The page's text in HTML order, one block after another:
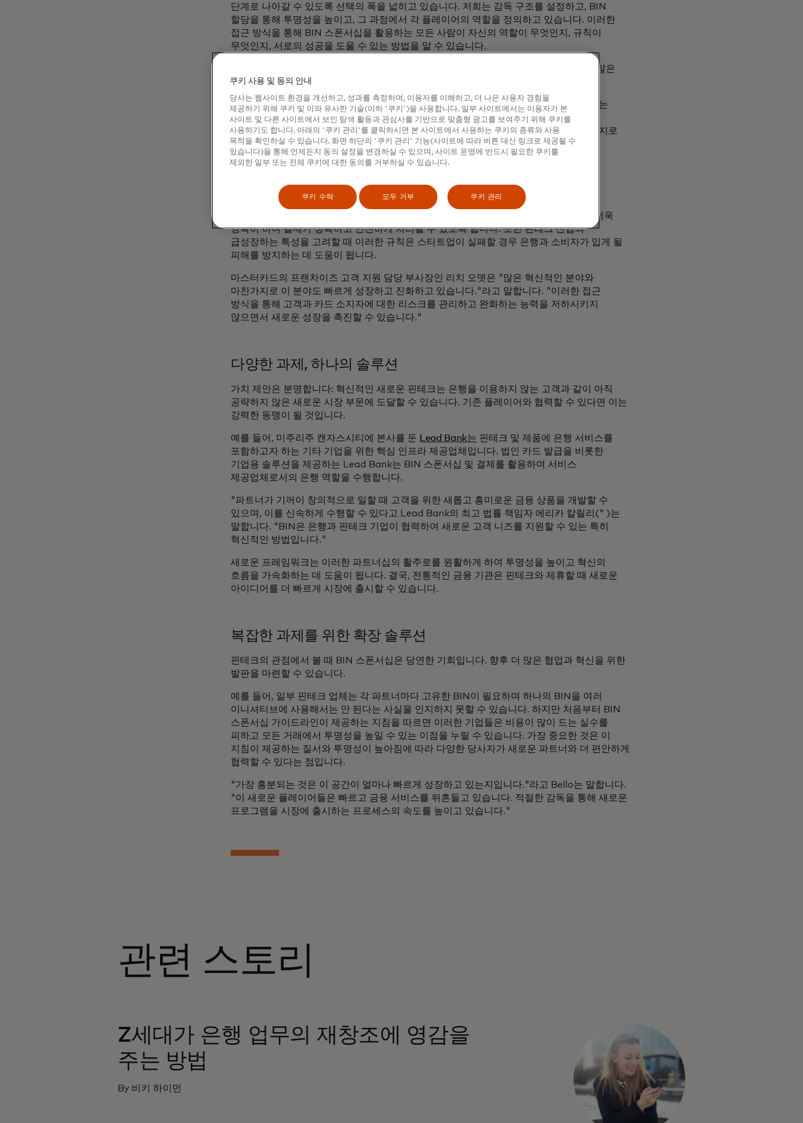
단계로 나아갈 수 있도록 선택의 폭을 넓히고 있습니다. 저희는 감독 구조를 설정하고, BIN
할당을 통해 투명성을 높이고, 그 과정에서 각 플레이어의 역할을 정의하고 있습니다. 이러한
접근 방식을 통해 BIN 스폰서십을 활용하는 모든 사람이 자신의 역할이 무엇인지, 규칙이
무엇인지, 서로의 성공을 도울 수 있는 방법을 알 수 있습니다.
핀테크 성장과 혁신의 주요 이점 중 하나는 사람들이 돈을 이동하고 관리하는 방식에 더 많은
선택권을 준다는 점입니다.
마스터카드의 미주 지역 핀테크 및 인에이블러 디지털 파트너십 책임자인 스테파니 벨로는
"이는 우리가 보고 있는 것 중 가장 빠른 성장세입니다."라고 말합니다. "하지만 생태계의
조율자로서 올바른 표준을 개발하고 이러한 프로그램을 모니터링할 수 있는 것도 마찬가지로
중요합니다."
더 나은 제어, 더 나은 투명성, 더 나은 결과
이 접근 방식은 처음부터 서로 윈윈할 수 있습니다. 누가 BIN을 제어하고 관리하는지를 더욱
명확히 하여 결제가 정확하고 안전하게 처리될 수 있도록 합니다. 또한 핀테크 산업의
급성장하는 특성을 고려할 때 이러한 규칙은 스타트업이 실패할 경우 은행과 소비자가 입게 될
피해를 방지하는 데 도움이 됩니다.
마스터카드의 프랜차이즈 고객 지원 담당 부사장인 리치 오뎃은 "많은 혁신적인 분야와
마찬가지로 이 분야도 빠르게 성장하고 진화하고 있습니다."라고 말합니다. "이러한 접근
방식을 통해 고객과 카드 소지자에 대한 리스크를 관리하고 완화하는 능력을 저하시키지
않으면서 새로운 성장을 촉진할 수 있습니다."
다양한 과제, 하나의 솔루션
가치 제안은 분명합니다: 혁신적인 새로운 핀테크는 은행을 이용하지 않는 고객과 같이 아직
공략하지 않은 새로운 시장 부문에 도달할 수 있습니다. 기존 플레이어와 협력할 수 있다면 이는
강력한 동맹이 될 것입니다.
예를 들어, 미주리주 캔자스시티에 본사를 둔 Lead Bank는 핀테크 및 제품에 은행 서비스를
포함하고자 하는 기타 기업을 위한 핵심 인프라 제공업체입니다. 법인 카드 발급을 비롯한
기업용 솔루션을 제공하는 Lead Bank는 BIN 스폰서십 및 결제를 활용하여 서비스
제공업체로서의 은행 역할을 수행합니다.
"파트너가 기꺼이 창의적으로 일할 때 고객을 위한 새롭고 흥미로운 금융 상품을 개발할 수
있으며, 이를 신속하게 수행할 수 있다고 Lead Bank의 최고 법률 책임자 에리카 칼릴리(" )는
말합니다. "BIN은 은행과 핀테크 기업이 협력하여 새로운 고객 니즈를 지원할 수 있는 특히
혁신적인 방법입니다."
새로운 프레임워크는 이러한 파트너십의 활주로를 원활하게 하여 투명성을 높이고 혁신의
흐름을 가속화하는 데 도움이 됩니다. 결국, 전통적인 금융 기관은 핀테크와 제휴할 때 새로운
아이디어를 더 빠르게 시장에 출시할 수 있습니다.
복잡한 과제를 위한 확장 솔루션
핀테크의 관점에서 볼 때 BIN 스폰서십은 당연한 기회입니다. 향후 더 많은 협업과 혁신을 위한
발판을 마련할 수 있습니다.
예를 들어, 일부 핀테크 업체는 각 파트너마다 고유한 BIN이 필요하며 하나의 BIN을 여러
이니셔티브에 사용해서는 안 된다는 사실을 인지하지 못할 수 있습니다. 하지만 처음부터 BIN
스폰서십 가이드라인이 제공하는 지침을 따르면 이러한 기업들은 비용이 많이 드는 실수를
피하고 모든 거래에서 투명성을 높일 수 있는 이점을 누릴 수 있습니다. 가장 중요한 것은 이
지침이 제공하는 질서와 투명성이 높아짐에 따라 다양한 당사자가 새로운 파트너와 더 편안하게
협력할 수 있다는 점입니다.
"가장 흥분되는 것은 이 공간이 얼마나 빠르게 성장하고 있는지입니다."라고 Bello는 말합니다.
"이 새로운 플레이어들은 빠르고 금융 서비스를 뒤흔들고 있습니다. 적절한 감독을 통해 새로운
프로그램을 시장에 출시하는 프로세스의 속도를 높이고 있습니다."
관련 스토리
Z세대가 은행 업무의 재창조에 영감을
주는 방법
By 비키 하이먼
쿠키 사용 및 동의 안내
당사는 웹사이트 환경을 개선하고, 성과를 측정하며, 이용자를 이해하고, 더 나은 사용자 경험을
제공하기 위해 쿠키 및 이와 유사한 기술(이하 '쿠키')을 사용합니다. 일부 사이트에서는 이용자가 본
사이트 및 다른 사이트에서 보인 탐색 활동과 관심사를 기반으로 맞춤형 광고를 보여주기 위해 쿠키를
사용하기도 합니다. 아래의 '쿠키 관리'를 클릭하시면 본 사이트에서 사용하는 쿠키의 종류와 사용
목적을 확인하실 수 있습니다. 화면 하단의 '쿠키 관리' 기능(사이트에 따라 버튼 대신 링크로 제공될 수
있습니다)을 통해 언제든지 동의 설정을 변경하실 수 있으며, 사이트 운영에 반드시 필요한 쿠키를
제외한 일부 또는 전체 쿠키에 대한 동의를 거부하실 수 있습니다.
쿠키 수락 모두 거부 쿠키 관리